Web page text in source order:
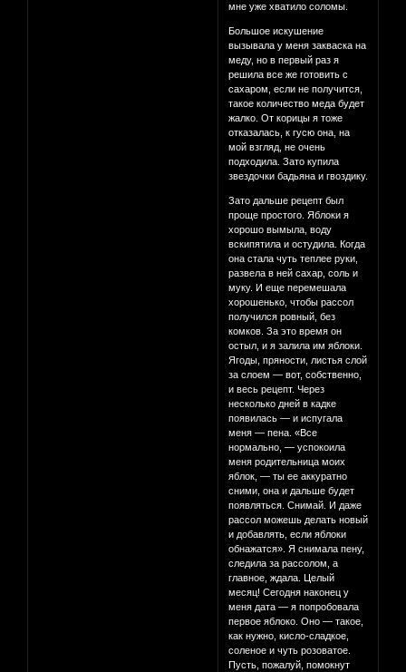
мне уже хватило соломы.
Большое искушение
вызывала у меня закваска на
меду, но в первый раз я
решила все же готовить с
сахаром, если не получится,
такое количество меда будет
жалко. От корицы я тоже
отказалась, к гусю она, на
мой взгляд, не очень
подходила. Зато купила
звездочки бадьяна и гвоздику.
Зато дальше рецепт был
проще простого. Яблоки я
хорошо вымыла, воду
вскипятила и остудила. Когда
она стала чуть теплее руки,
развела в ней сахар, соль и
муку. И еще перемешала
хорошенько, чтобы рассол
получился ровный, без
комков. За это время он
остыл, и я залила им яблоки.
Ягоды, пряности, листья слой
за слоем — вот, собственно,
и весь рецепт. Через
несколько дней в кадке
появилась — и испугала
меня — пена. «Все
нормально, — успокоила
меня родительница моих
яблок, — ты ее аккуратно
сними, она и дальше будет
появляться. Снимай. И даже
рассол можешь делать новый
и добавлять, если яблоки
обнажатся». Я снимала пену,
следила за рассолом, а
главное, ждала. Целый
месяц! Сегодня наконец у
меня дата — я попробовала
первое яблоко. Оно — такое,
как нужно, кисло-сладкое,
соленое и чуть розоватое.
Пусть, пожалуй, помокнут